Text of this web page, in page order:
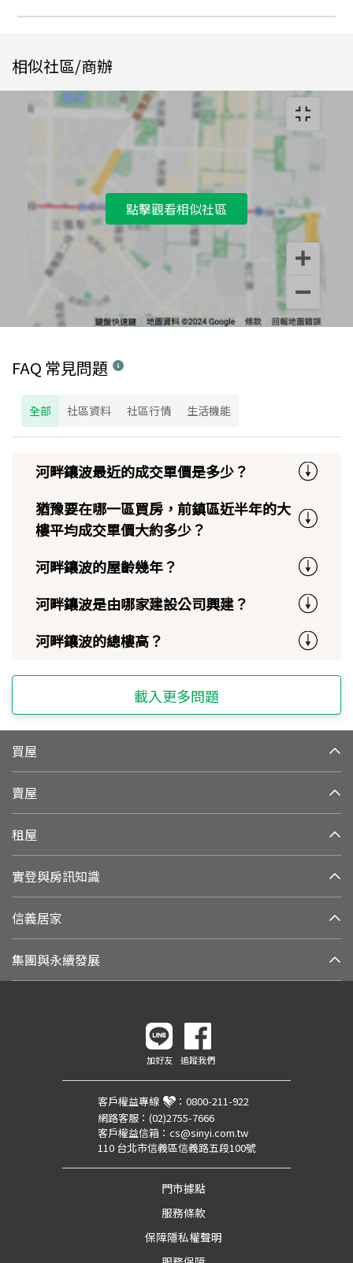
相似社區/商辦
點擊觀看相似社區
FAQ 常見問題
全部 社區資料 社區行情 生活機能
河畔鑲波最近的成交單價是多少？
猶豫要在哪一區買房，前鎮區近半年的大
樓平均成交單價大約多少？
河畔鑲波的屋齡幾年？
河畔鑲波是由哪家建設公司興建？
河畔鑲波的總樓高？
載入更多問題
買屋
賣屋
租屋
實登與房訊知識
信義居家
集團與永續發展
加好友 追蹤我們
客戶權益專線 ： 0800-211-922
網路客服： (02)2755-7666
客戶權益信箱： cs@sinyi.com.tw
110 台北市信義區信義路五段100號
門市據點
服務條款
保障隱私權聲明